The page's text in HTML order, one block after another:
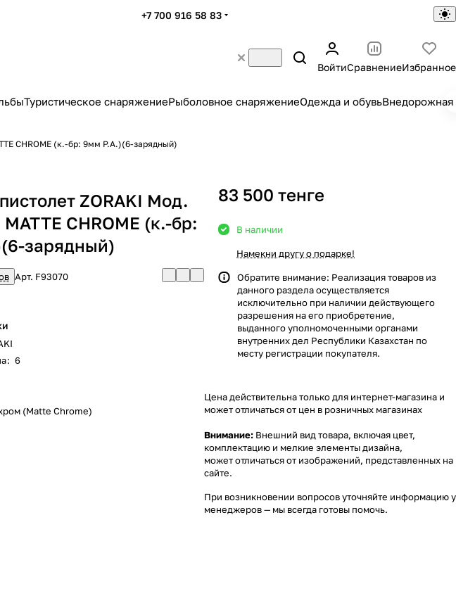
+7 700 916 58 83
ВойтиСравнениеИзбранное
Туристическое снаряжениеРыболовное снаряжениеОдежда и обувьВнедорожная
CHROME (к.-бр: 9мм P.A.)(6-зарядный)
ZORAKI Мод.
CHROME (к.-бр:
зарядный)
Арт. F93070
: 6
(Matte Chrome)
83 500 тенге
В наличии
Намекни другу о подарке!
Обратите внимание: Реализация товаров из
данного раздела осуществляется
исключительно при наличии действующего
разрешения на его приобретение,
выданного уполномоченными органами
внутренних дел Республики Казахстан по
месту регистрации покупателя.
Цена действительна только для интернет-магазина и
может отличаться от цен в розничных магазинах
Внимание: Внешний вид товара, включая цвет,
комплектацию и мелкие элементы дизайна,
может отличаться от изображений, представленных на
сайте.
При возникновении вопросов уточняйте информацию у
менеджеров— мы всегда готовы помочь.